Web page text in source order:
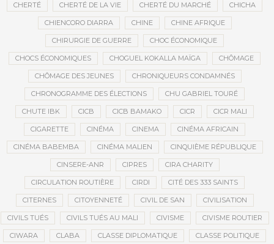
CHERTÉ CHERTÉ DE LA VIE CHERTÉ DU MARCHÉ CHICHA
CHIENCORO DIARRA CHINE CHINE AFRIQUE
CHIRURGIE DE GUERRE CHOC ÉCONOMIQUE
CHOCS ÉCONOMIQUES CHOGUEL KOKALLA MAÏGA CHÔMAGE
CHÔMAGE DES JEUNES CHRONIQUEURS CONDAMNÉS
CHRONOGRAMME DES ÉLECTIONS CHU GABRIEL TOURÉ
CHUTE IBK CICB CICB BAMAKO CICR CICR MALI
CIGARETTE CINÉMA CINEMA CINÉMA AFRICAIN
CINÉMA BABEMBA CINÉMA MALIEN CINQUIÈME RÉPUBLIQUE
CINSERE-ANR CIPRES CIRA CHARITY
CIRCULATION ROUTIÈRE CIRDI CITÉ DES 333 SAINTS
CITERNES CITOYENNETÉ CIVIL DE SAN CIVILISATION
CIVILS TUÉS CIVILS TUÉS AU MALI CIVISME CIVISME ROUTIER
CIWARA CLABA CLASSE DIPLOMATIQUE CLASSE POLITIQUE